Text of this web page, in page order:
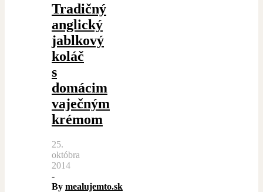
Tradičný
anglický
jablkový
koláč
s
domácim
vaječným
krémom
25.
októbra
2014
-
By mealujemto.sk